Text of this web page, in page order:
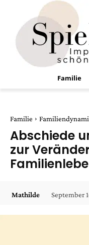
Familie
Familie
Abschiede
zur
Mathilde September